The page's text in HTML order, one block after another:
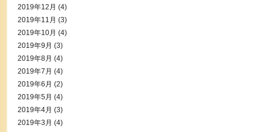
2019年12月 (4)
2019年11月 (3)
2019年10月 (4)
2019年9月 (3)
2019年8月 (4)
2019年7月 (4)
2019年6月 (2)
2019年5月 (4)
2019年4月 (3)
2019年3月 (4)